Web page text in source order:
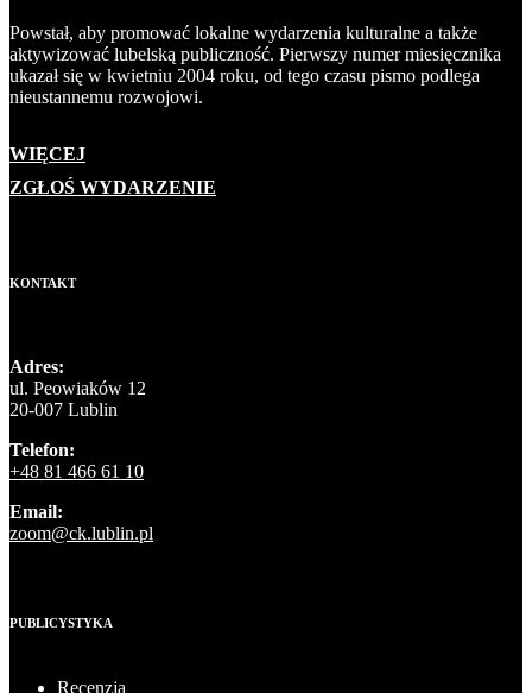
Powstał, aby promować lokalne wydarzenia kulturalne a także
aktywizować lubelską publiczność. Pierwszy numer miesięcznika
ukazał się w kwietniu 2004 roku, od tego czasu pismo podlega
nieustannemu rozwojowi.
WIĘCEJ
ZGŁOŚ WYDARZENIE
KONTAKT
Adres:
ul. Peowiaków 12
20-007 Lublin
Telefon:
+48 81 466 61 10
Email:
zoom@ck.lublin.pl
PUBLICYSTYKA
Recenzja